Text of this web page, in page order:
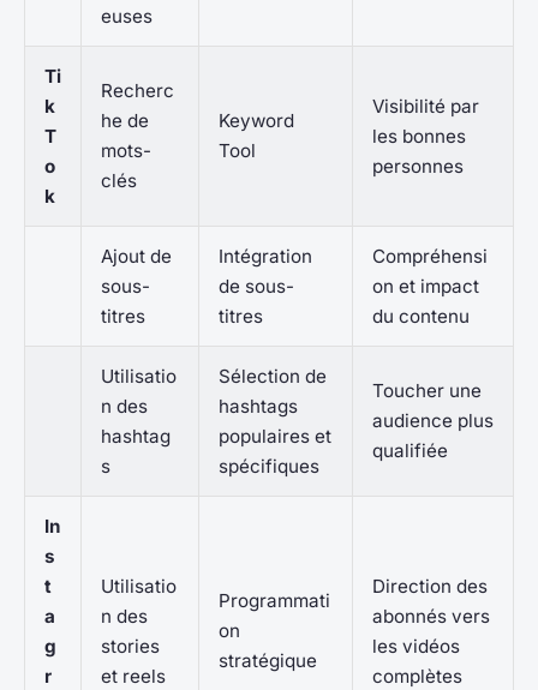
euses
Ti
k
T
o
k
Recherc
he de
mots-
clés
Keyword
Tool
Visibilité par
les bonnes
personnes
Ajout de
sous-
titres
Intégration
de sous-
titres
Compréhensi
on et impact
du contenu
Utilisatio
n des
hashtag
s
Sélection de
hashtags
populaires et
spécifiques
Toucher une
audience plus
qualifiée
In
s
t
a
g
r
Utilisatio
n des
stories
et reels
Programmati
on
stratégique
Direction des
abonnés vers
les vidéos
complètes